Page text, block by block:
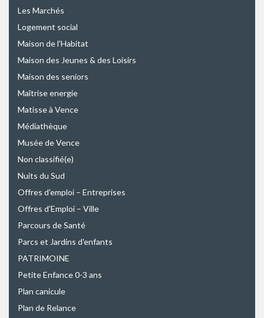
Les Marchés
Logement social
Maison de l'Habitat
Maison des Jeunes & des Loisirs
Maison des seniors
Maîtrise energie
Matisse à Vence
Médiathèque
Musée de Vence
Non classifié(e)
Nuits du Sud
Offres d'emploi – Entreprises
Offres d'Emploi – Ville
Parcours de Santé
Parcs et Jardins d'enfants
PATRIMOINE
Petite Enfance 0-3 ans
Plan canicule
Plan de Relance